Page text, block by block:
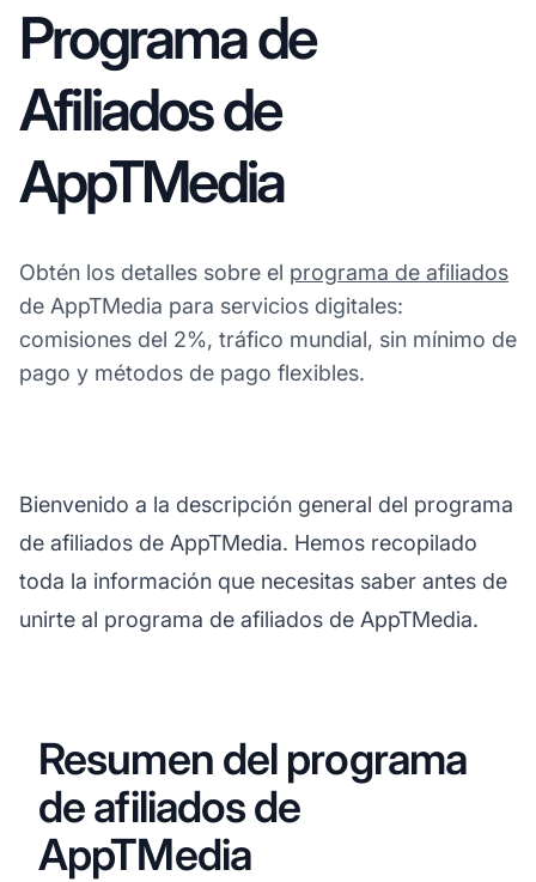
Programa de
Afiliados de
AppTMedia
Obtén los detalles sobre el programa de afiliados
de AppTMedia para servicios digitales:
comisiones del 2%, tráfico mundial, sin mínimo de
pago y métodos de pago flexibles.
Bienvenido a la descripción general del programa
de afiliados de AppTMedia. Hemos recopilado
toda la información que necesitas saber antes de
unirte al programa de afiliados de AppTMedia.
Resumen del programa
de afiliados de
AppTMedia